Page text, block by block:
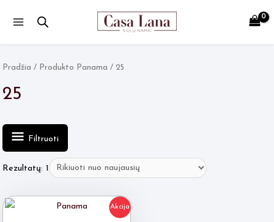
Pradžia / Produkto Panama / 25
25
Filtruoti
Rezultatų: 1
Akcija